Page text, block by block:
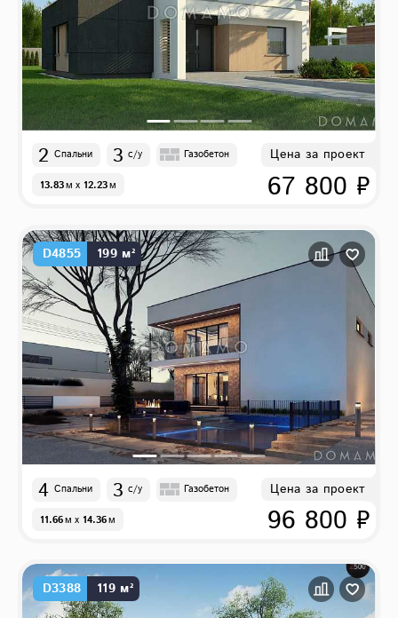
2 Спальни 3 с/у Газобетон
13.83м x 12.23м
Цена за проект
67 800 ₽
D4855 199 м²
4 Спальни 3 с/у Газобетон
11.66м x 14.36м
Цена за проект
96 800 ₽
D3388 119 м²